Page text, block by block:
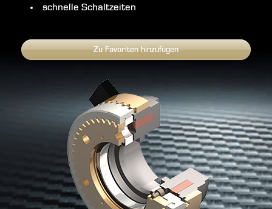
schnelle Schaltzeiten
Zu Favoriten hinzufügen